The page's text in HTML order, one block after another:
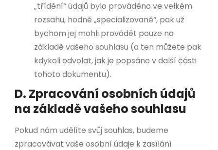
„třídění“ údajů bylo prováděno ve velkém
rozsahu, hodně „specializovaně“, pak už
bychom jej mohli provádět pouze na
základě vašeho souhlasu (a ten můžete pak
kdykoli odvolat, jak je popsáno v další části
tohoto dokumentu).
D. Zpracování osobních údajů
na základě vašeho souhlasu
Pokud nám udělíte svůj souhlas, budeme
zpracovávat vaše osobní údaje k zasílání